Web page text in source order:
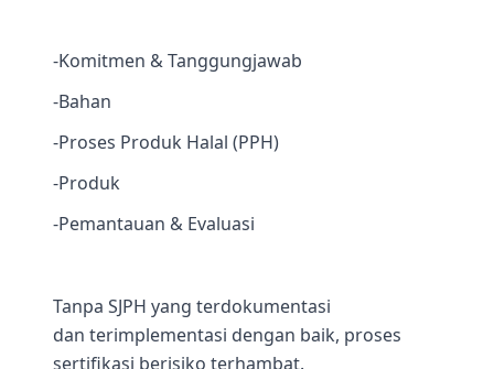
-Komitmen & Tanggungjawab
-Bahan
-Proses Produk Halal (PPH)
-Produk
-Pemantauan & Evaluasi
Tanpa SJPH yang terdokumentasi
dan terimplementasi dengan baik, proses
sertifikasi berisiko terhambat.